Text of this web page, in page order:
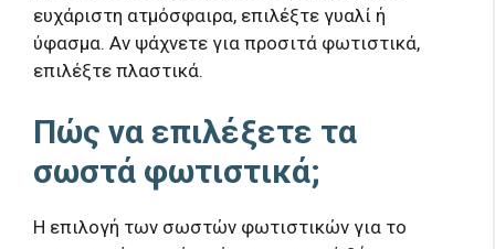
ευχάριστη ατμόσφαιρα, επιλέξτε γυαλί ή
ύφασμα. Αν ψάχνετε για προσιτά φωτιστικά,
επιλέξτε πλαστικά.
Πώς να επιλέξετε τα
σωστά φωτιστικά;
Η επιλογή των σωστών φωτιστικών για το